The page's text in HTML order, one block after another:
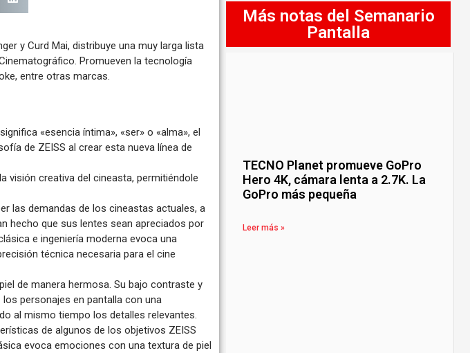
y Curd Mai, distribuye una muy larga lista
Promueven la tecnología
entre otras marcas.
«esencia íntima», «ser» o «alma», el
de ZEISS al crear esta nueva línea de
visión creativa del cineasta, permitiéndole
las demandas de los cineastas actuales, a
hecho que sus lentes sean apreciados por
e ingeniería moderna evoca una
técnica necesaria para el cine
de manera hermosa. Su bajo contraste y
personajes en pantalla con una
al mismo tiempo los detalles relevantes.
de algunos de los objetivos ZEISS
evoca emociones con una textura de piel
Más notas del Semanario
Pantalla
TECNO Planet promueve GoPro
Hero 4K, cámara lenta a 2.7K. La
GoPro más pequeña
Leer más »